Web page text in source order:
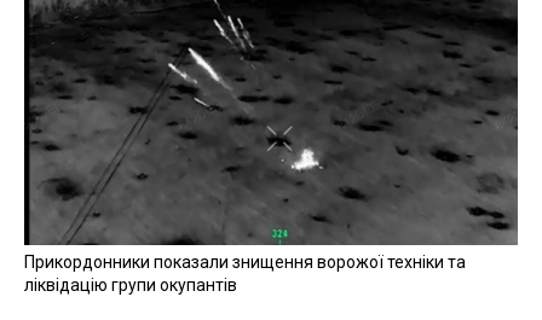
Прикордонники показали знищення ворожої техніки та
ліквідацію групи окупантів